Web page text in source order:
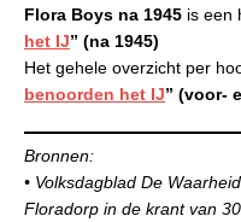
Flora Boys na 1945 is een
het IJ” (na 1945)
Het gehele overzicht per
benoorden het IJ” (voor-
Bronnen:
• Volksdagblad De
Floradorp in de krant van